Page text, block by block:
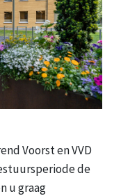
Voorst en VVD
de
u graag